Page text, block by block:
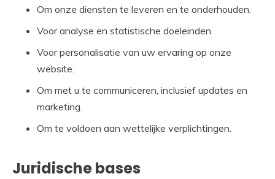
Om onze diensten te leveren en te onderhouden.
Voor analyse en statistische doeleinden.
Voor personalisatie van uw ervaring op onze
website.
Om met u te communiceren, inclusief updates en
marketing.
Om te voldoen aan wettelijke verplichtingen.
Juridische bases